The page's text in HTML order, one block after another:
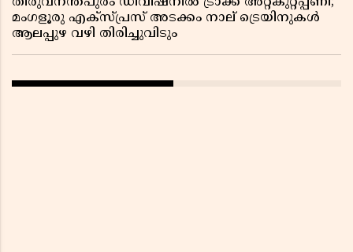
മംഗളൂരു എക്സ്പ്രസ് അടക്കം നാല് ട്രെയിനുകൾ
ആലപ്പുഴ വഴി തിരിച്ചുവിടും